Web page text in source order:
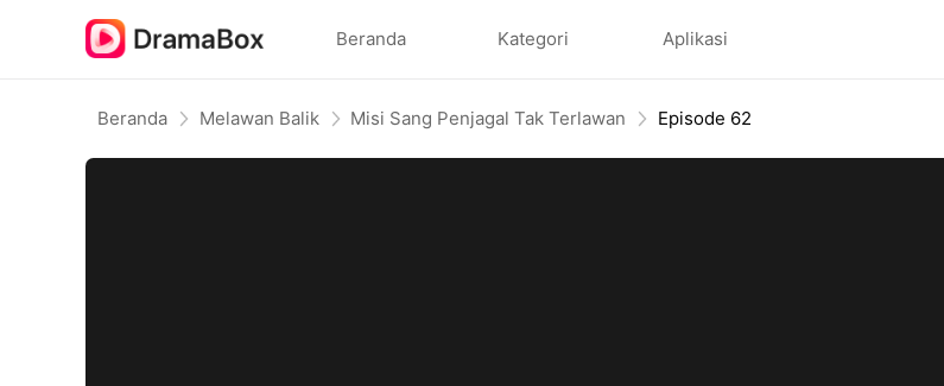
Beranda Kategori Aplikasi
Beranda Melawan Balik Misi Sang Penjagal Tak Terlawan Episode 62